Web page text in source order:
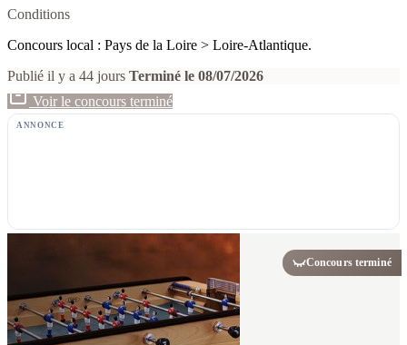
Conditions
Concours local : Pays de la Loire > Loire-Atlantique.
Publié il y a 44 jours Terminé le 08/07/2026
Voir le concours terminé
ANNONCE
Concours terminé